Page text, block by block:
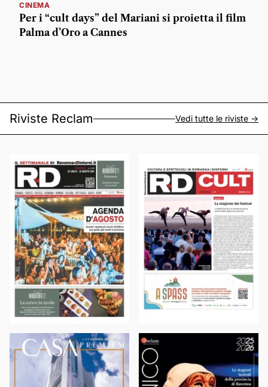
CINEMA
Per i “cult days” del Mariani si proietta il film
Palma d’Oro a Cannes
Riviste Reclam Vedi tutte le riviste ->